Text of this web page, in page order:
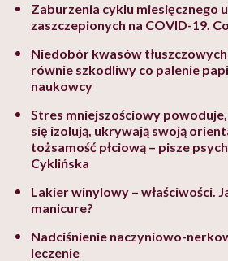
Zaburzenia cyklu miesięcznego
zaszczepionych na COVID-19.
Niedobór kwasów
równie szkodliwy co palenie
naukowcy
Stres mniejszościowy
się izolują, ukrywają swoją
tożsamość płciową – pisze
Cyklińska
Lakier winylowy – właściwości.
manicure?
Nadciśnienie naczyniowo-
leczenie